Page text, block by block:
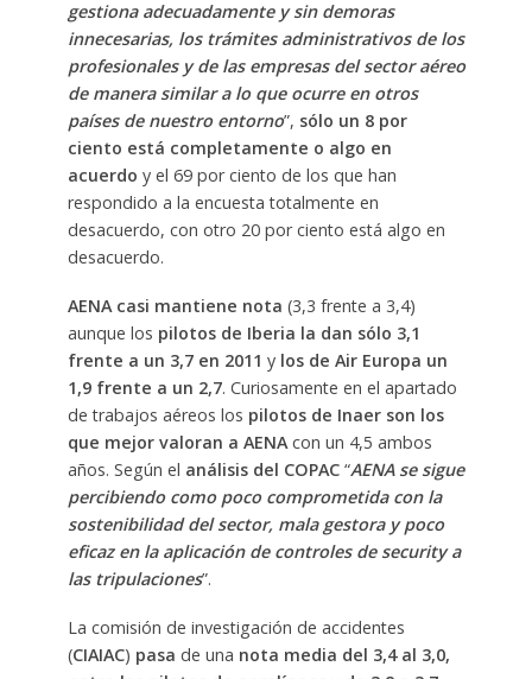
gestiona adecuadamente y sin demoras
innecesarias, los trámites administrativos de los
profesionales y de las empresas del sector aéreo
de manera similar a lo que ocurre en otros
países de nuestro entorno”, sólo un 8 por
ciento está completamente o algo en
acuerdo y el 69 por ciento de los que han
respondido a la encuesta totalmente en
desacuerdo, con otro 20 por ciento está algo en
desacuerdo.
AENA casi mantiene nota (3,3 frente a 3,4)
aunque los pilotos de Iberia la dan sólo 3,1
frente a un 3,7 en 2011 y los de Air Europa un
1,9 frente a un 2,7. Curiosamente en el apartado
de trabajos aéreos los pilotos de Inaer son los
que mejor valoran a AENAcon un 4,5 ambos
años. Según el análisis del COPAC“AENA se sigue
percibiendo como poco comprometida con la
sostenibilidad del sector, mala gestora y poco
eficaz en la aplicación de controles de security a
las tripulaciones”.
La comisión de investigación de accidentes
(CIAIAC) pasa de una nota media del 3,4 al 3,0,